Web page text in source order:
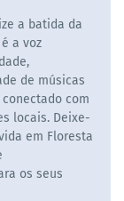
a batida da
a voz
de músicas
com
locais. Deixe-
em Floresta
os seus